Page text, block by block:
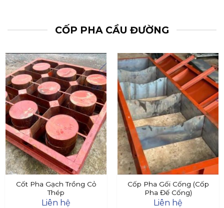
CỐP PHA CẦU ĐƯỜNG
Cốt Pha Gạch Trồng Cỏ
Thép
Liên hệ
Cốp Pha Gối Cống (Cốp
Pha Đế Cống)
Liên hệ